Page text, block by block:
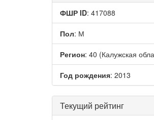
ФШР ID: 417088
Пол: М
Регион: 40 (Калужская
Год рождения: 2013
Текущий рейтинг